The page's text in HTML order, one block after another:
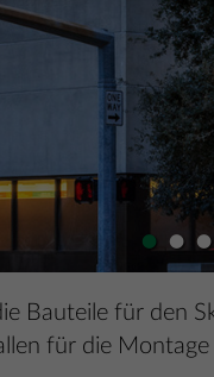
••
Bauteile für den
für die